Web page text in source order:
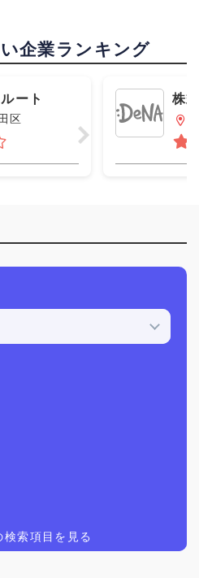
企業ランキング
ート
区
株
エ
検索項目を見る